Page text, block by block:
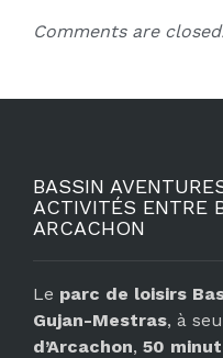
Comments are
BASSIN
ACTIVITÉS ENTRE
ARCACHON
Le parc de loisirs
Gujan-Mestras, à
d’Arcachon, 50